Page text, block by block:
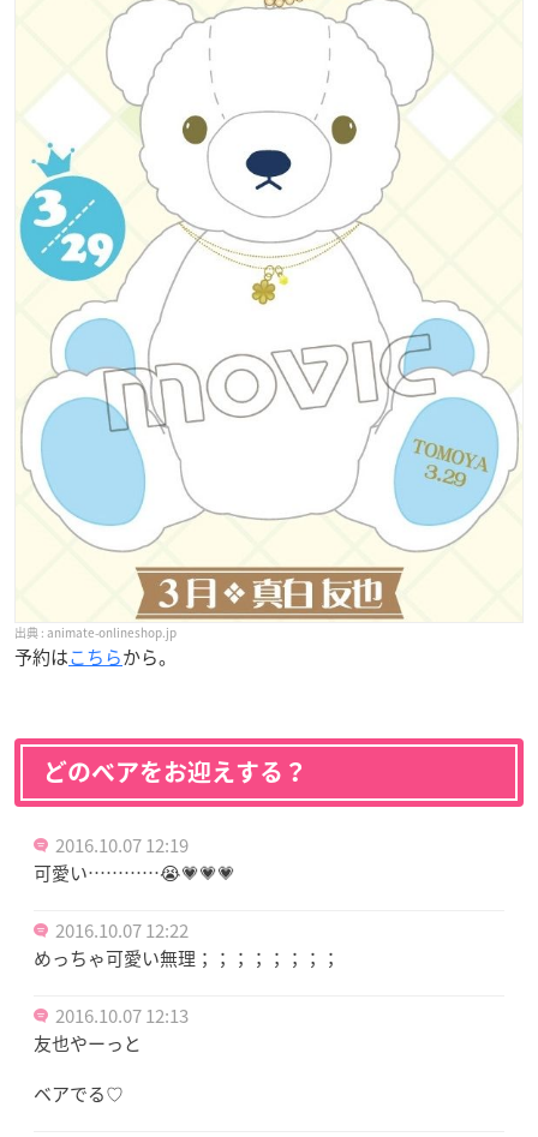
animate-onlineshop.jp
予約はこちらから。
どのベアをお迎えする？
2016.10.07 12:19
可愛い…………😭💗💗💗
2016.10.07 12:22
めっちゃ可愛い無理；；；；；；；；
2016.10.07 12:13
友也やーっと
ベアでる♡